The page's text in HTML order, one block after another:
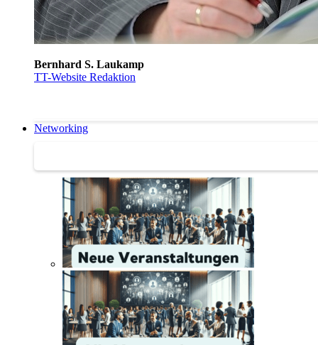
Bernhard S. Laukamp
TT-Website Redaktion
Networking